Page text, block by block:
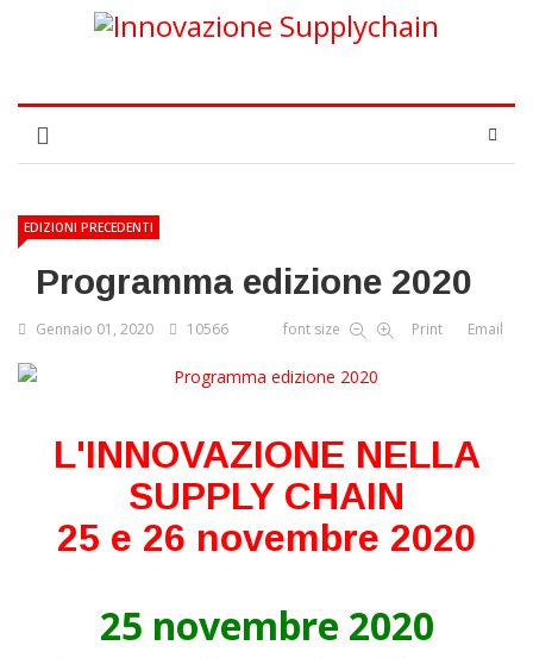
EDIZIONI PRECEDENTI
Programma edizione 2020
Gennaio 01, 2020 10566 font size Print Email
L'INNOVAZIONE NELLA
SUPPLY CHAIN
25 e 26 novembre 2020
25 novembre 2020